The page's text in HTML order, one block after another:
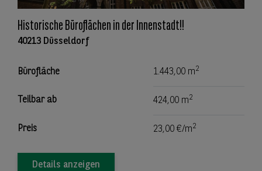
Historische Büroflächen in der Innenstadt!!
40213 Düsseldorf
Bürofläche 1.443,00 m2
Teilbar ab 424,00 m2
Preis 23,00 €/m2
Details anzeigen